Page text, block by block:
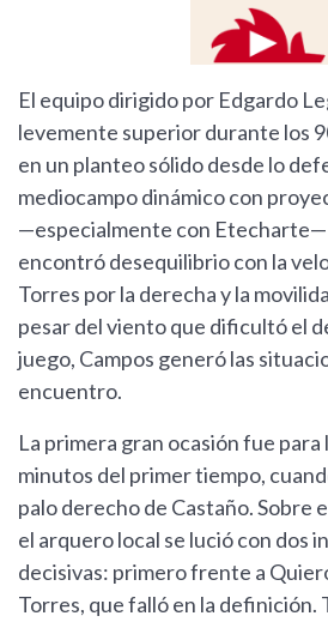
El equipo dirigido por Edgardo
levemente superior durante los
en un planteo sólido desde lo
mediocampo dinámico con
—especialmente con Etecharte—
encontró desequilibrio con la
Torres por la derecha y la
pesar del viento que dificultó el
juego, Campos generó las
encuentro.
La primera gran ocasión fue para
minutos del primer tiempo,
palo derecho de Castaño. Sobre
el arquero local se lució con dos
decisivas: primero frente a
Torres, que falló en la definición.